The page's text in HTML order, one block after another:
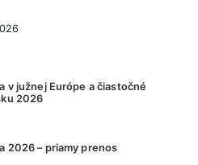
v južnej Európe a čiastočné
2026
2026 – priamy prenos